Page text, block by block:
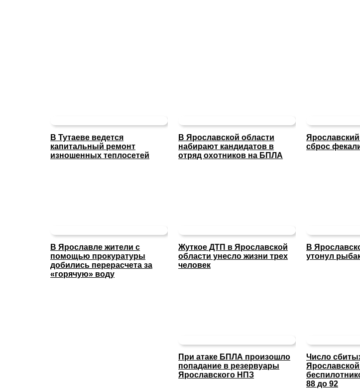
В Тутаеве ведется
капитальный ремонт
изношенных теплосетей
В Ярославской области
набирают кандидатов в
отряд охотников на БПЛА
сброс
В Ярославле жители с
помощью прокуратуры
добились перерасчета за
«горячую» воду
Жуткое ДТП в Ярославской
области унесло жизни трех
человек
В
утонул
При атаке БПЛА произошло
попадание в резервуары
Ярославского НПЗ
Число
88 до 92